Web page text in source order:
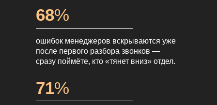
68%
ошибок менеджеров вскрываются уже
после первого разбора звонков —
сразу поймёте, кто «тянет вниз» отдел.
71%